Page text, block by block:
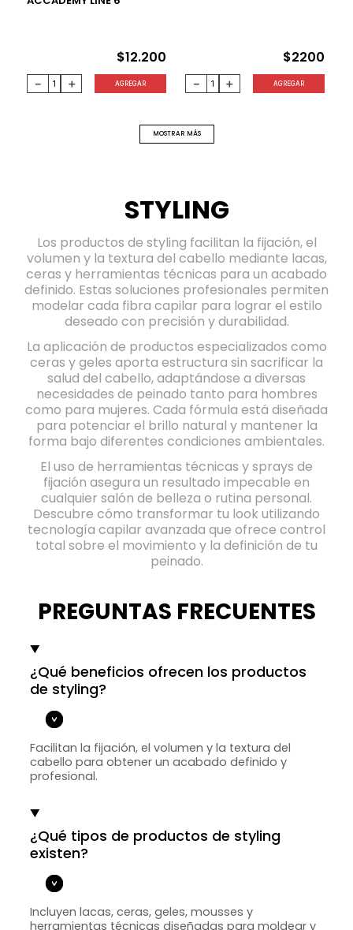
$12.200
＋
－ AGREGAR
$2200
＋
－ AGREGAR
MOSTRAR MÁS
STYLING
Los productos de styling facilitan la fijación, el
volumen y la textura del cabello mediante lacas,
ceras y herramientas técnicas para un acabado
definido. Estas soluciones profesionales permiten
modelar cada fibra capilar para lograr el estilo
deseado con precisión y durabilidad.
La aplicación de productos especializados como
ceras y geles aporta estructura sin sacrificar la
salud del cabello, adaptándose a diversas
necesidades de peinado tanto para hombres
como para mujeres. Cada fórmula está diseñada
para potenciar el brillo natural y mantener la
forma bajo diferentes condiciones ambientales.
El uso de herramientas técnicas y sprays de
fijación asegura un resultado impecable en
cualquier salón de belleza o rutina personal.
Descubre cómo transformar tu look utilizando
tecnología capilar avanzada que ofrece control
total sobre el movimiento y la definición de tu
peinado.
PREGUNTAS FRECUENTES
¿Qué beneficios ofrecen los productos
de styling?
Facilitan la fijación, el volumen y la textura del
cabello para obtener un acabado definido y
profesional.
¿Qué tipos de productos de styling
existen?
Incluyen lacas, ceras, geles, mousses y
herramientas técnicas diseñadas para moldear y